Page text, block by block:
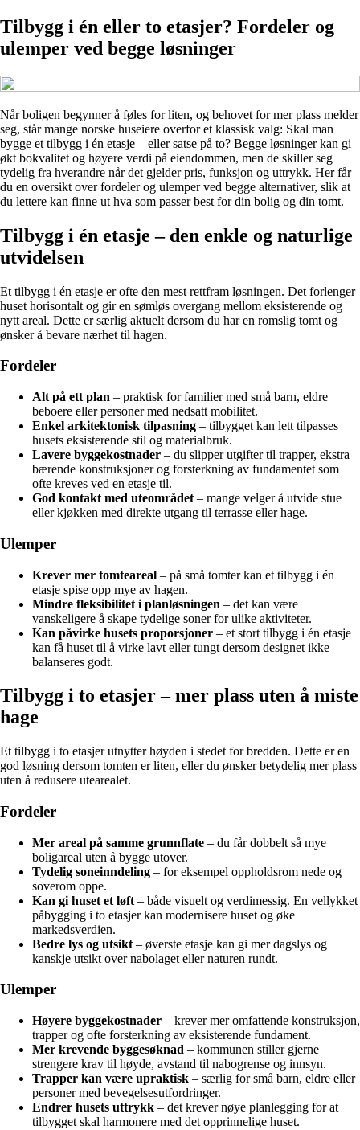
Tilbygg i én eller to etasjer? Fordeler og
ulemper ved begge løsninger
Når boligen begynner å føles for liten, og behovet for mer plass melder
seg, står mange norske huseiere overfor et klassisk valg: Skal man
bygge et tilbygg i én etasje – eller satse på to? Begge løsninger kan gi
økt bokvalitet og høyere verdi på eiendommen, men de skiller seg
tydelig fra hverandre når det gjelder pris, funksjon og uttrykk. Her får
du en oversikt over fordeler og ulemper ved begge alternativer, slik at
du lettere kan finne ut hva som passer best for din bolig og din tomt.
Tilbygg i én etasje – den enkle og naturlige
utvidelsen
Et tilbygg i én etasje er ofte den mest rettfram løsningen. Det forlenger
huset horisontalt og gir en sømløs overgang mellom eksisterende og
nytt areal. Dette er særlig aktuelt dersom du har en romslig tomt og
ønsker å bevare nærhet til hagen.
Fordeler
Alt på ett plan – praktisk for familier med små barn, eldre
beboere eller personer med nedsatt mobilitet.
Enkel arkitektonisk tilpasning – tilbygget kan lett tilpasses
husets eksisterende stil og materialbruk.
Lavere byggekostnader – du slipper utgifter til trapper, ekstra
bærende konstruksjoner og forsterkning av fundamentet som
ofte kreves ved en etasje til.
God kontakt med uteområdet – mange velger å utvide stue
eller kjøkken med direkte utgang til terrasse eller hage.
Ulemper
Krever mer tomteareal – på små tomter kan et tilbygg i én
etasje spise opp mye av hagen.
Mindre fleksibilitet i planløsningen – det kan være
vanskeligere å skape tydelige soner for ulike aktiviteter.
Kan påvirke husets proporsjoner – et stort tilbygg i én etasje
kan få huset til å virke lavt eller tungt dersom designet ikke
balanseres godt.
Tilbygg i to etasjer – mer plass uten å miste
hage
Et tilbygg i to etasjer utnytter høyden i stedet for bredden. Dette er en
god løsning dersom tomten er liten, eller du ønsker betydelig mer plass
uten å redusere utearealet.
Fordeler
Mer areal på samme grunnflate – du får dobbelt så mye
boligareal uten å bygge utover.
Tydelig soneinndeling – for eksempel oppholdsrom nede og
soverom oppe.
Kan gi huset et løft – både visuelt og verdimessig. En vellykket
påbygging i to etasjer kan modernisere huset og øke
markedsverdien.
Bedre lys og utsikt – øverste etasje kan gi mer dagslys og
kanskje utsikt over nabolaget eller naturen rundt.
Ulemper
Høyere byggekostnader – krever mer omfattende konstruksjon,
trapper og ofte forsterkning av eksisterende fundament.
Mer krevende byggesøknad – kommunen stiller gjerne
strengere krav til høyde, avstand til nabogrense og innsyn.
Trapper kan være upraktisk – særlig for små barn, eldre eller
personer med bevegelsesutfordringer.
Endrer husets uttrykk – det krever nøye planlegging for at
tilbygget skal harmonere med det opprinnelige huset.